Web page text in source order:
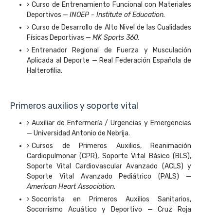
Curso de Entrenamiento Funcional con Materiales
Deportivos — INOEP - Institute of Education.
Curso de Desarrollo de Alto Nivel de las Cualidades
Físicas Deportivas — MK Sports 360.
Entrenador Regional de Fuerza y Musculación
Aplicada al Deporte — Real Federación Española de
Halterofilia.
Primeros auxilios y soporte vital
Auxiliar de Enfermería / Urgencias y Emergencias
— Universidad Antonio de Nebrija.
Cursos de Primeros Auxilios, Reanimación
Cardiopulmonar (CPR), Soporte Vital Básico (BLS),
Soporte Vital Cardiovascular Avanzado (ACLS) y
Soporte Vital Avanzado Pediátrico (PALS) —
American Heart Association.
Socorrista en Primeros Auxilios Sanitarios,
Socorrismo Acuático y Deportivo — Cruz Roja